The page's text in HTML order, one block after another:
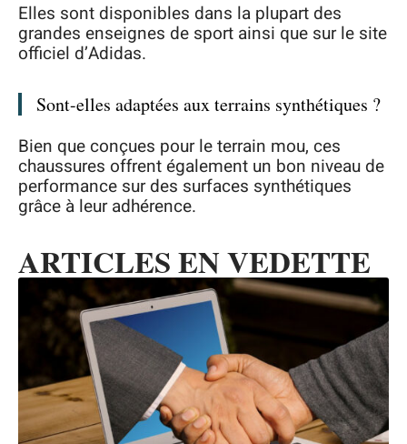
Elles sont disponibles dans la plupart des
grandes enseignes de sport ainsi que sur le site
officiel d’Adidas.
Sont-elles adaptées aux terrains synthétiques ?
Bien que conçues pour le terrain mou, ces
chaussures offrent également un bon niveau de
performance sur des surfaces synthétiques
grâce à leur adhérence.
ARTICLES EN VEDETTE